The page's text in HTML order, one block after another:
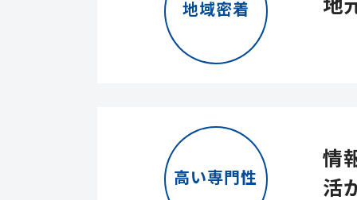
地域密着
高い専門性
情
活